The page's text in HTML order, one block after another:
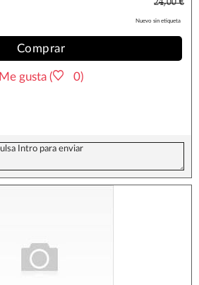
24,00 €
Nuevo sin etiqueta
Comprar
Me gusta ( 0)